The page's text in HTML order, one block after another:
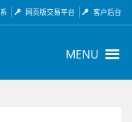
网页版交易平台 客户后台
MENU